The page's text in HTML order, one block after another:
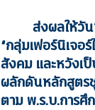
ส่งผลให้วัน
“กลุ่มเฟอร์นิเจอ
สังคม และหวังเ
ผลักดันหลักสูตรชุ
ตาม พ.ร.บ.การศึ